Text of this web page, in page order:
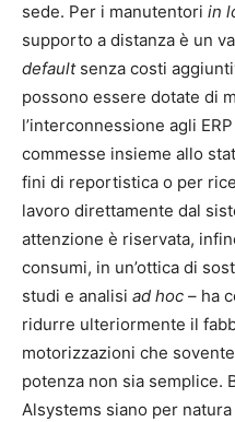
sede. Per i manutentori in
supporto a distanza è un
defaultsenza costi
possono essere dotate di
l’interconnessione agli
commesse insieme allo
fini di reportistica o per
lavoro direttamente dal
attenzione è riservata,
consumi, in un’ottica di
studi e analisi ad hoc – ha
ridurre ulteriormente il
motorizzazioni che
potenza non sia semplice.
Alsystems siano per